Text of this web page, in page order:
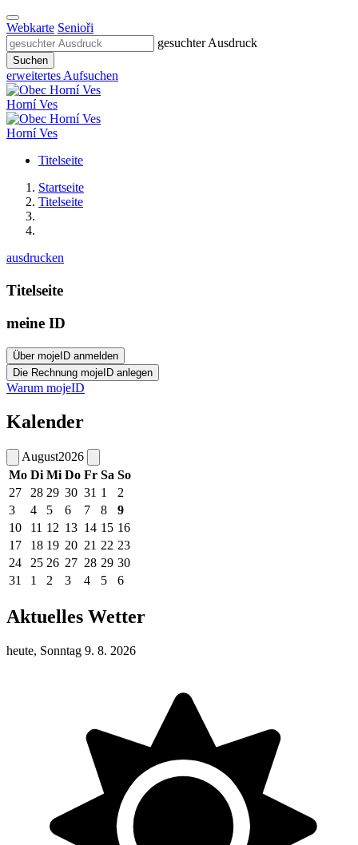
Webkarte Senioři
gesuchter Ausdruck
Suchen
erweitertes Aufsuchen
Horní Ves
Horní Ves
Titelseite
Startseite
Titelseite
ausdrucken
Titelseite
meine ID
Warum mojeID
Kalender
August2026
Mo Di Mi Do Fr Sa So
27
28 29 30 31 1
2
3
4 5 6 7 8
9
10
11 12 13 14 15 16
17
18 19 20 21 22 23
24
25 26 27 28 29 30
31
1 2 3 4 5 6
Aktuelles Wetter
heute, Sonntag 9. 8. 2026